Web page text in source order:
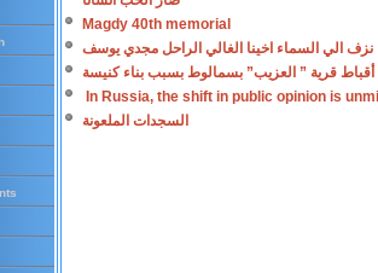
Magdy 40th memorial
نزف الي السماء اخينا الغالي الراحل مجدي يوسف
أقباط قرية ” العزيب” بسمالوط بسبب بناء كنيسة
In Russia, the shift in public opinion is
السجدات الملعونة